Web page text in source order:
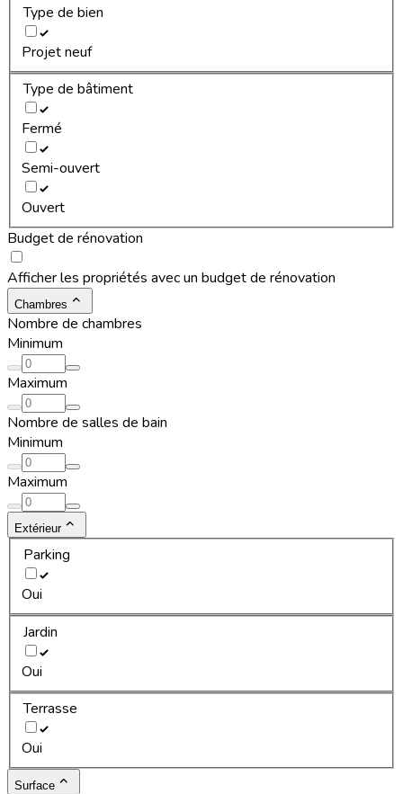
Type de bien
Projet neuf
Type de bâtiment
Fermé
Semi-ouvert
Ouvert
Budget de rénovation
Afficher les propriétés avec un budget de rénovation
Chambres
Nombre de chambres
Minimum
Maximum
Nombre de salles de bain
Minimum
Maximum
Extérieur
Parking
Oui
Jardin
Oui
Terrasse
Oui
Surface